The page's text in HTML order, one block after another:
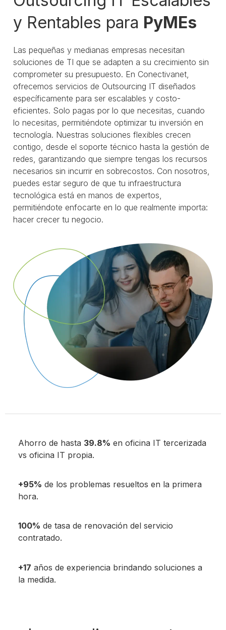
y Rentables para PyMEs
Las pequeñas y medianas empresas necesitan
soluciones de TI que se adapten a su crecimiento sin
comprometer su presupuesto. En Conectivanet,
ofrecemos servicios de Outsourcing IT diseñados
específicamente para ser escalables y costo-
eficientes. Solo pagas por lo que necesitas, cuando
lo necesitas, permitiéndote optimizar tu inversión en
tecnología. Nuestras soluciones flexibles crecen
contigo, desde el soporte técnico hasta la gestión de
redes, garantizando que siempre tengas los recursos
necesarios sin incurrir en sobrecostos. Con nosotros,
puedes estar seguro de que tu infraestructura
tecnológica está en manos de expertos,
permitiéndote enfocarte en lo que realmente importa:
hacer crecer tu negocio.
Ahorro de hasta 39.8% en oficina IT tercerizada
vs oficina IT propia.
+95% de los problemas resueltos en la primera
hora.
100% de tasa de renovación del servicio
contratado.
+17 años de experiencia brindando soluciones a
la medida.